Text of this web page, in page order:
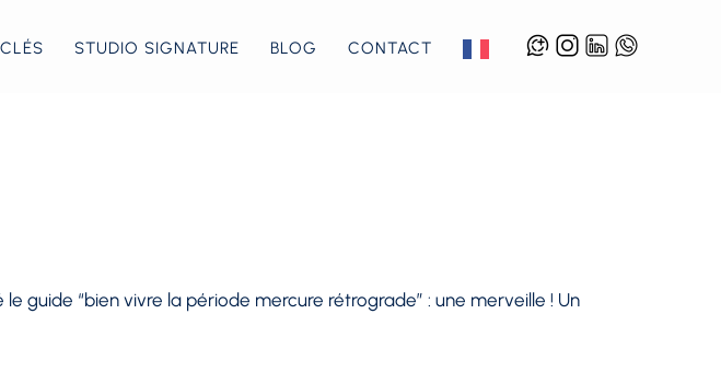
STUDIO SIGNATURE BLOG CONTACT
guide “bien vivre la période mercure rétrograde” : une merveille ! Un